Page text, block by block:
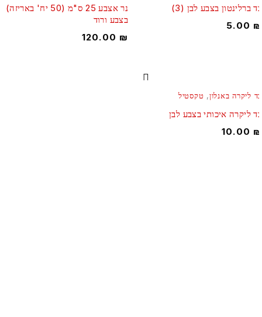
ברלינטון בצבע לבן (3)
5.00
נר אצבע 25 ס"מ (50 יח' באריזה)
בצבע ורוד
120.00₪
ליקרה באנלון, טקסטיל
ליקרה איכותי בצבע לבן
10.00